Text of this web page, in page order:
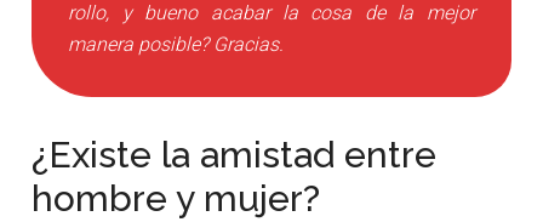
rollo, y bueno acabar la cosa de la mejor
manera posible? Gracias.
¿Existe la amistad entre
hombre y mujer?